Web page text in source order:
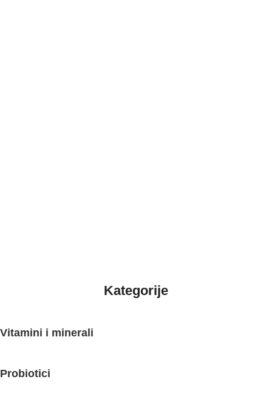
Kategorije
Vitamini i minerali
Probiotici